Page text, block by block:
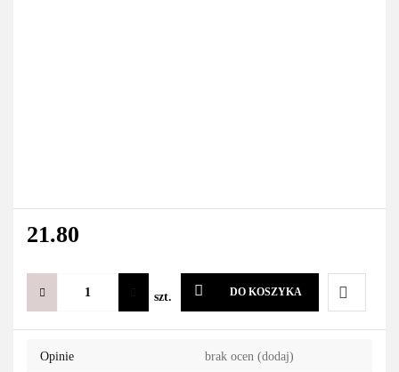
21.80
szt. DO KOSZYKA
Do
Opinie brak ocen (dodaj)